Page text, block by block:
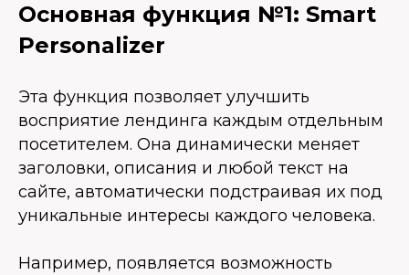
Основная функция №1: Smart
Personalizer
Эта функция позволяет улучшить
восприятие лендинга каждым отдельным
посетителем. Она динамически меняет
заголовки, описания и любой текст на
сайте, автоматически подстраивая их под
уникальные интересы каждого человека.
Например, появляется возможность